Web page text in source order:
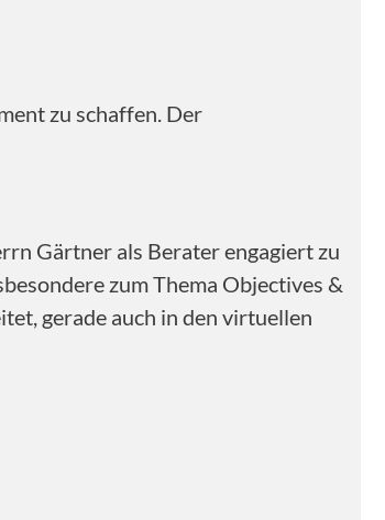
zu schaffen. Der
Gärtner als Berater engagiert zu
zum Thema Objectives &
gerade auch in den virtuellen